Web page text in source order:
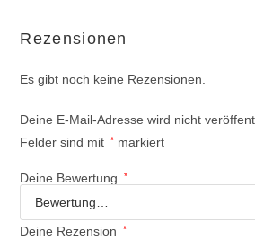
Rezensionen
Es gibt noch keine Rezensionen.
Deine E-Mail-Adresse wird nicht
Felder sind mit
* markiert
Deine Bewertung *
Deine Rezension *